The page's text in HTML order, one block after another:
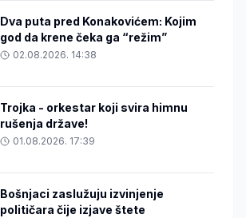
Dva puta pred Konakovićem: Kojim
god da krene čeka ga “režim”
02.08.2026. 14:38
Trojka - orkestar koji svira himnu
rušenja države!
01.08.2026. 17:39
Bošnjaci zaslužuju izvinjenje
političara čije izjave štete